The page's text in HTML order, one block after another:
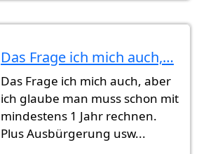
Das Frage ich mich auch,…
Das Frage ich mich auch, aber
ich glaube man muss schon mit
mindestens 1 Jahr rechnen.
Plus Ausbürgerung usw...